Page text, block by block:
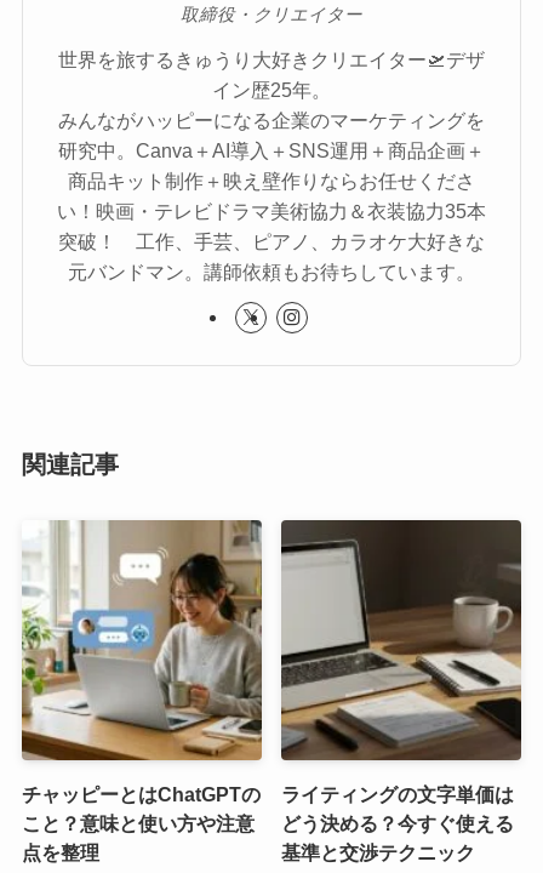
取締役・クリエイター
世界を旅するきゅうり大好きクリエイター🛫デザ
イン歴25年。
みんながハッピーになる企業のマーケティングを
研究中。Canva＋AI導入＋SNS運用＋商品企画＋
商品キット制作＋映え壁作りならお任せくださ
い！映画・テレビドラマ美術協力＆衣装協力35本
突破！ 工作、手芸、ピアノ、カラオケ大好きな
元バンドマン。講師依頼もお待ちしています。
関連記事
チャッピーとはChatGPTの
こと？意味と使い方や注意
点を整理
ライティングの文字単価は
どう決める？今すぐ使える
基準と交渉テクニック